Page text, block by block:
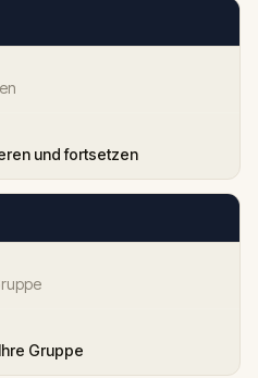
und fortsetzen
Gruppe